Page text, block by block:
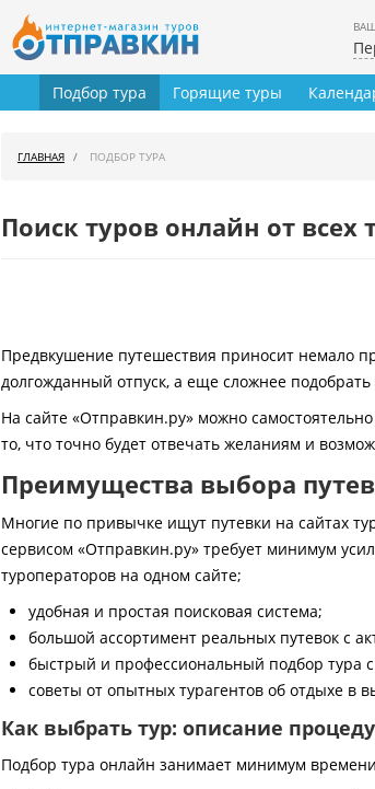
Подбор тура Горящие туры
ГЛАВНАЯ ПОДБОР ТУРА
Поиск туров онлайн от всех
Предвкушение путешествия приносит немало
долгожданный отпуск, а еще сложнее
На сайте «Отправкин.ру» можно
то, что точно будет отвечать желаниям и
Преимущества выбора
Многие по привычке ищут путевки на сайтах
сервисом «Отправкин.ру» требует минимум
туроператоров на одном сайте;
удобная и простая поисковая система;
большой ассортимент реальных путевок с
быстрый и профессиональный подбор тура
советы от опытных турагентов об отдыхе в
Как выбрать тур: описание
Подбор тура онлайн занимает минимум